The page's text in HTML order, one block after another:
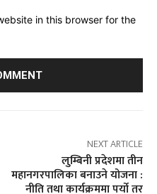
in this browser for the
NEXT ARTICLE
लुम्बिनी प्रदेशमा तीन
महानगरपालिका बनाउने योजना :
नीति तथा कार्यक्रममा पर्यो तर